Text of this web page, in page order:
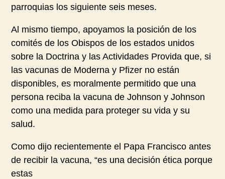
parroquias los siguiente seis meses.
Al mismo tiempo, apoyamos la posición de los
comités de los Obispos de los estados unidos
sobre la Doctrina y las Actividades Provida que, si
las vacunas de Moderna y Pfizer no están
disponibles, es moralmente permitido que una
persona reciba la vacuna de Johnson y Johnson
como una medida para proteger su vida y su
salud.
Como dijo recientemente el Papa Francisco antes
de recibir la vacuna, “es una decisión ética porque
estas